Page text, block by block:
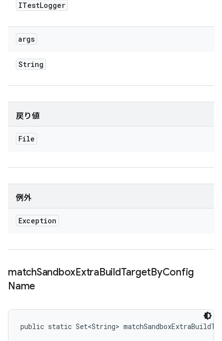
ITestLogger
args
String
戻り値
File
例外
Exception
matchSandboxExtraBuildTargetByConfig
Name
public static Set<String>